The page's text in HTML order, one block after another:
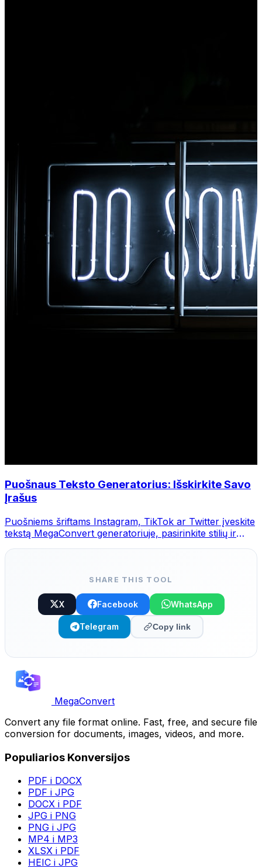
Puošnaus Teksto Generatorius: Išskirkite Savo
Įrašus
Puošniems šriftams Instagram, TikTok ar Twitter įveskite
tekstą MegaConvert generatoriuje, pasirinkite stilių ir
SHARE THIS TOOL
X Facebook WhatsApp
Telegram Copy link
MegaConvert
Convert any file format online. Fast, free, and secure file
conversion for documents, images, videos, and more.
Populiarios Konversijos
PDF i DOCX
PDF i JPG
DOCX i PDF
JPG i PNG
PNG i JPG
MP4 i MP3
XLSX i PDF
HEIC i JPG